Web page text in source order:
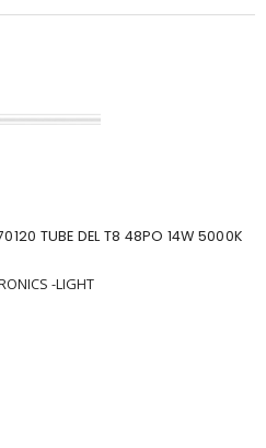
TUBE DEL T8 48PO 14W 5000K
-LIGHT